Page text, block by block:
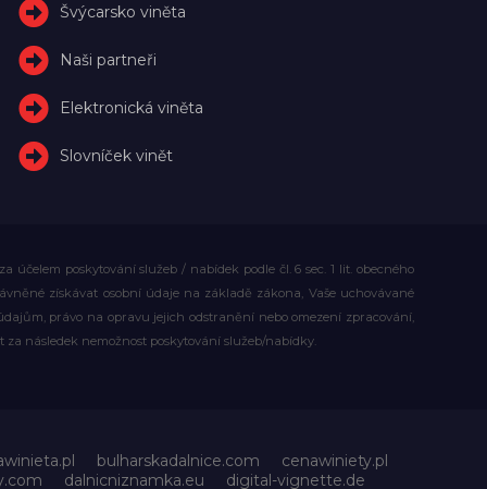
Švýcarsko viněta
Naši partneři
Elektronická viněta
Slovníček vinět
účelem poskytování služeb / nabídek podle čl. 6 sec. 1 lit. obecného
získávat osobní údaje na základě zákona, Vaše uchovávané
právo na opravu jejich odstranění nebo omezení zpracování,
následek nemožnost poskytování služeb/nabídky.
bulharskadalnice.com
cenawiniety.pl
dalnicniznamka.eu digital-vignette.de